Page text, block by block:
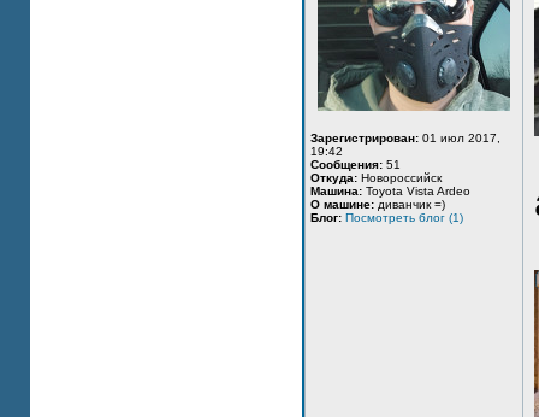
Зарегистрирован: 01 июл 2017,
19:42
Сообщения: 51
Откуда: Новороссийск
Машина: Toyota Vista Ardeo
О машине: диванчик =)
Блог: Посмотреть блог (1)